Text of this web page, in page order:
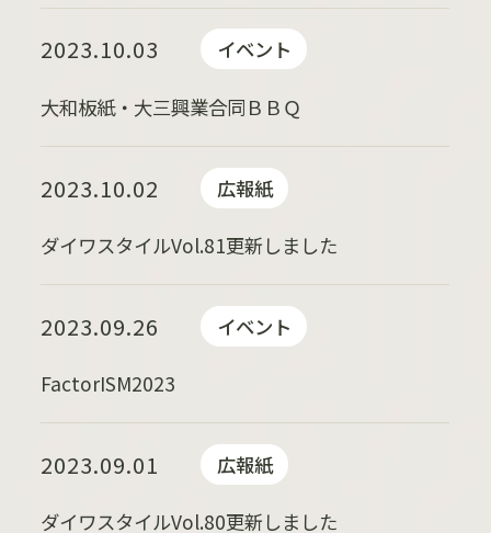
2023.10.03 イベント
大和板紙・大三興業合同ＢＢＱ
2023.10.02 広報紙
ダイワスタイルVol.81更新しました
2023.09.26 イベント
FactorISM2023
2023.09.01 広報紙
ダイワスタイルVol.80更新しました